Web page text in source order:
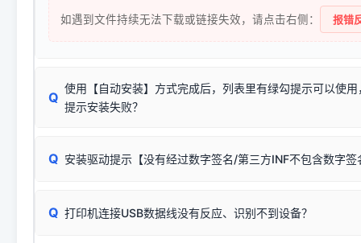
如遇到文件持续无法下载或链接失效，请点击右侧： 报错
Q
使用【自动安装】方式完成后，列表里有绿勾提示可以使
提示安装失败？
由于本站驱动包集成了32位和64位驱动，自动安装程序在运
✔ 可以使用了
：代表与您当
Q 安装驱动提示【没有经过数字签名/第三方INF不包含数字
往往会弹出此类提示。
Q 打印机连接USB数据线没有反应、识别不到设备？